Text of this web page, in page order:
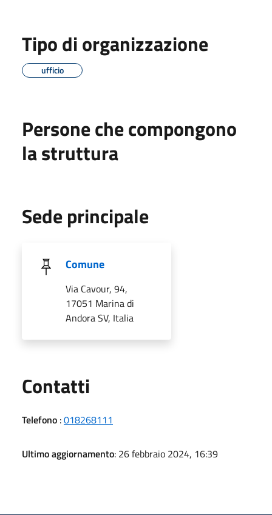
Tipo di organizzazione
ufficio
Persone che compongono
la struttura
Sede principale
Comune
Via Cavour, 94,
17051 Marina di
Andora SV, Italia
Contatti
Telefono :018268111
Ultimo aggiornamento: 26 febbraio 2024, 16:39